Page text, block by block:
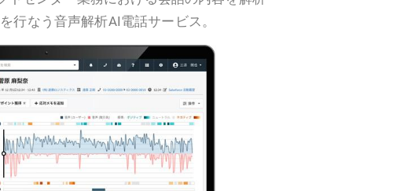
行なう音声解析AI電話サービス。